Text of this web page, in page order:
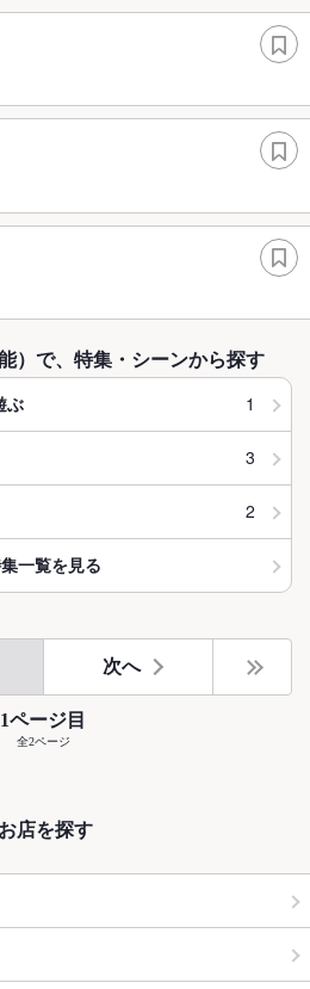
）で、特集・シーンから探す
ぶ 1
3
2
一覧を見る
次へ
1ページ目
全2ページ
店を探す